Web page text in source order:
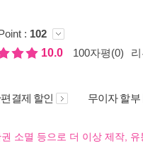
: 102
10.0
100자평(0)
결제 할인 무이자 할부
소멸 등으로 더 이상 제작, 유